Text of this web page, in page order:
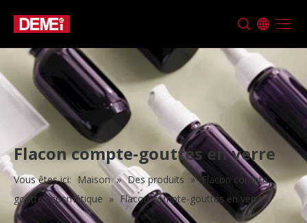
Flacon compte-gouttes en verre
Vous êtes ici: Maison » Des produits » Flacon compte-
gouttes cosmétique » Flacon compte-gouttes en verre